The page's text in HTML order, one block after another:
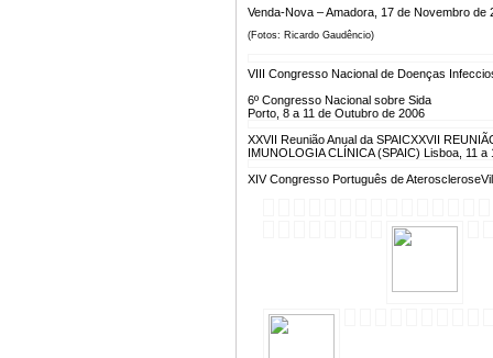
Venda-Nova – Amadora, 17 de Novembro de
(Fotos: Ricardo Gaudêncio)
VIII Congresso Nacional de Doenças
6º Congresso Nacional sobre Sida
Porto, 8 a 11 de Outubro de 2006
XXVII Reunião Anual da SPAICXXVII
IMUNOLOGIA CLÍNICA (SPAIC) Lisboa, 11
XIV Congresso Português de Aterosclerose